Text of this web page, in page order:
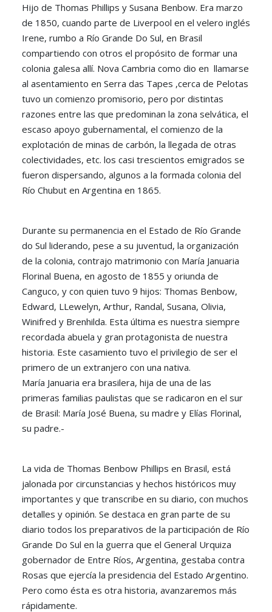
Hijo de Thomas Phillips y Susana Benbow. Era marzo
de 1850, cuando parte de Liverpool en el velero inglés
Irene, rumbo a Río Grande Do Sul, en Brasil
compartiendo con otros el propósito de formar una
colonia galesa allí. Nova Cambria como dio en llamarse
al asentamiento en Serra das Tapes ,cerca de Pelotas
tuvo un comienzo promisorio, pero por distintas
razones entre las que predominan la zona selvática, el
escaso apoyo gubernamental, el comienzo de la
explotación de minas de carbón, la llegada de otras
colectividades, etc. los casi trescientos emigrados se
fueron dispersando, algunos a la formada colonia del
Río Chubut en Argentina en 1865.
Durante su permanencia en el Estado de Río Grande
do Sul liderando, pese a su juventud, la organización
de la colonia, contrajo matrimonio con María Januaria
Florinal Buena, en agosto de 1855 y oriunda de
Canguco, y con quien tuvo 9 hijos: Thomas Benbow,
Edward, LLewelyn, Arthur, Randal, Susana, Olivia,
Winifred y Brenhilda. Esta última es nuestra siempre
recordada abuela y gran protagonista de nuestra
historia. Este casamiento tuvo el privilegio de ser el
primero de un extranjero con una nativa.
María Januaria era brasilera, hija de una de las
primeras familias paulistas que se radicaron en el sur
de Brasil: María José Buena, su madre y Elías Florinal,
su padre.-
La vida de Thomas Benbow Phillips en Brasil, está
jalonada por circunstancias y hechos históricos muy
importantes y que transcribe en su diario, con muchos
detalles y opinión. Se destaca en gran parte de su
diario todos los preparativos de la participación de Río
Grande Do Sul en la guerra que el General Urquiza
gobernador de Entre Ríos, Argentina, gestaba contra
Rosas que ejercía la presidencia del Estado Argentino.
Pero como ésta es otra historia, avanzaremos más
rápidamente.